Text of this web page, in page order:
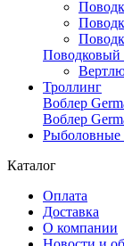
Поводковый
Троллинг
Воблер
Воблер
Рыболовные
Каталог
Оплата
Доставка
О компании